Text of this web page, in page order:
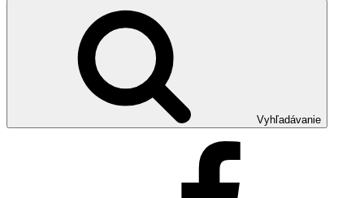
Vyhľadávanie